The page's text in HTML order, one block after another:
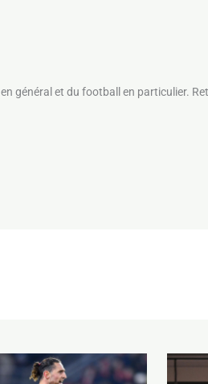
général et du football en particulier.